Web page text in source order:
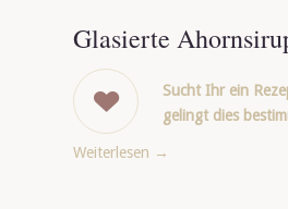
Glasierte
Sucht Ihr ein
gelingt dies
Weiterlesen →